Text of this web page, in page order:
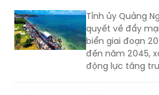
Tỉnh ủy Quảng
quyết về đẩy
biển giai đoạn
đến năm 2045,
động lực tăng